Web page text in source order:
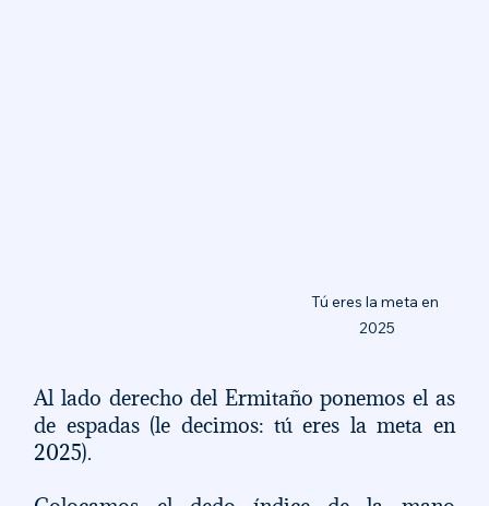
Tú eres la meta en
2025
Al lado derecho del Ermitaño ponemos el as
de espadas (le decimos: tú eres la meta en
2025).